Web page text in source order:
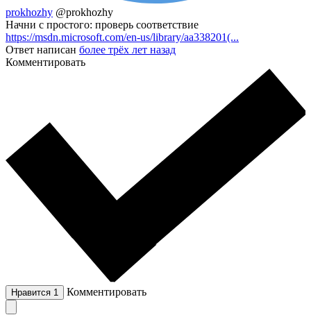
prokhozhy @prokhozhy
Начни с простого: проверь соответствие
https://msdn.microsoft.com/en-us/library/aa338201(...
Ответ написан более трёх лет назад
Комментировать
Нравится 1 Комментировать